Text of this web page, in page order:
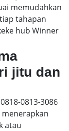
memudahkan
tahapan
hub Winner
jitu dan
0813-3086
menerapkan
atau